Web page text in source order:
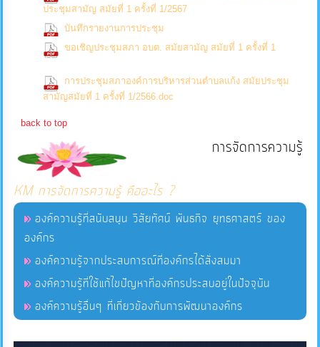
จัดการ
การ
ดำเนิน
งาน
การ
ให้
บริการ
แผนการ
ใช้
ประชุมสามัญ สมัยที่ 1 ครั้งที่ 1/2567
บันทึกรายงานการประชุม
ขอเชิญประชุมสภา อบต. สมัยสามัญ สมัยที่ 1 ครั้งที่ 1
Downloads)
การประชุมสภาองค์การบริหารส่วนตำบลแก้ง สมัยประชุม
สามัญสมัยที่ 1 ครั้งที่ 1/2566.doc
back to top
การจัดการความรู้
KM การจัดการความรู้ คืออะไร ?
องค์ความรู้ที่สนับสนุน วิสัยทัศน์ พันธกิจ ยุทธศาสตร์ ของ
องค์กร
องค์ความรู้จากประสบการณ์ที่องค์กรได้สั่งสมมา
องค์ความรู้ที่ใช้แก้ไขปัญหาที่องค์กรประสบอยู่ในปัจจุบัน
องค์ความรู้อื่นๆ ที่เกี่ยวข้องกับการพัฒนาองค์กร